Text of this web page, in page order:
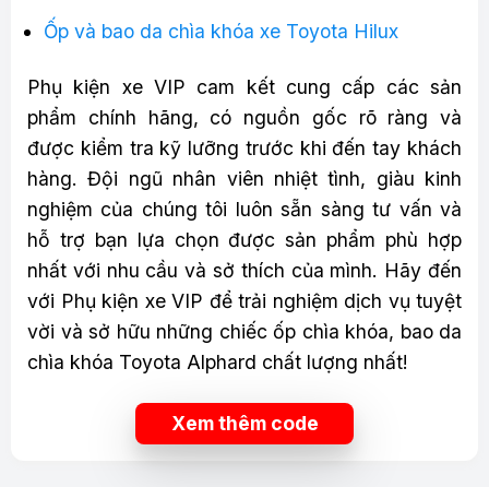
Ốp và bao da chìa khóa xe Toyota Hilux
Phụ kiện xe VIP cam kết cung cấp các sản
phẩm chính hãng, có nguồn gốc rõ ràng và
được kiểm tra kỹ lưỡng trước khi đến tay khách
hàng. Đội ngũ nhân viên nhiệt tình, giàu kinh
nghiệm của chúng tôi luôn sẵn sàng tư vấn và
hỗ trợ bạn lựa chọn được sản phẩm phù hợp
nhất với nhu cầu và sở thích của mình. Hãy đến
với Phụ kiện xe VIP để trải nghiệm dịch vụ tuyệt
vời và sở hữu những chiếc ốp chìa khóa, bao da
chìa khóa Toyota Alphard chất lượng nhất!
Xem thêm code